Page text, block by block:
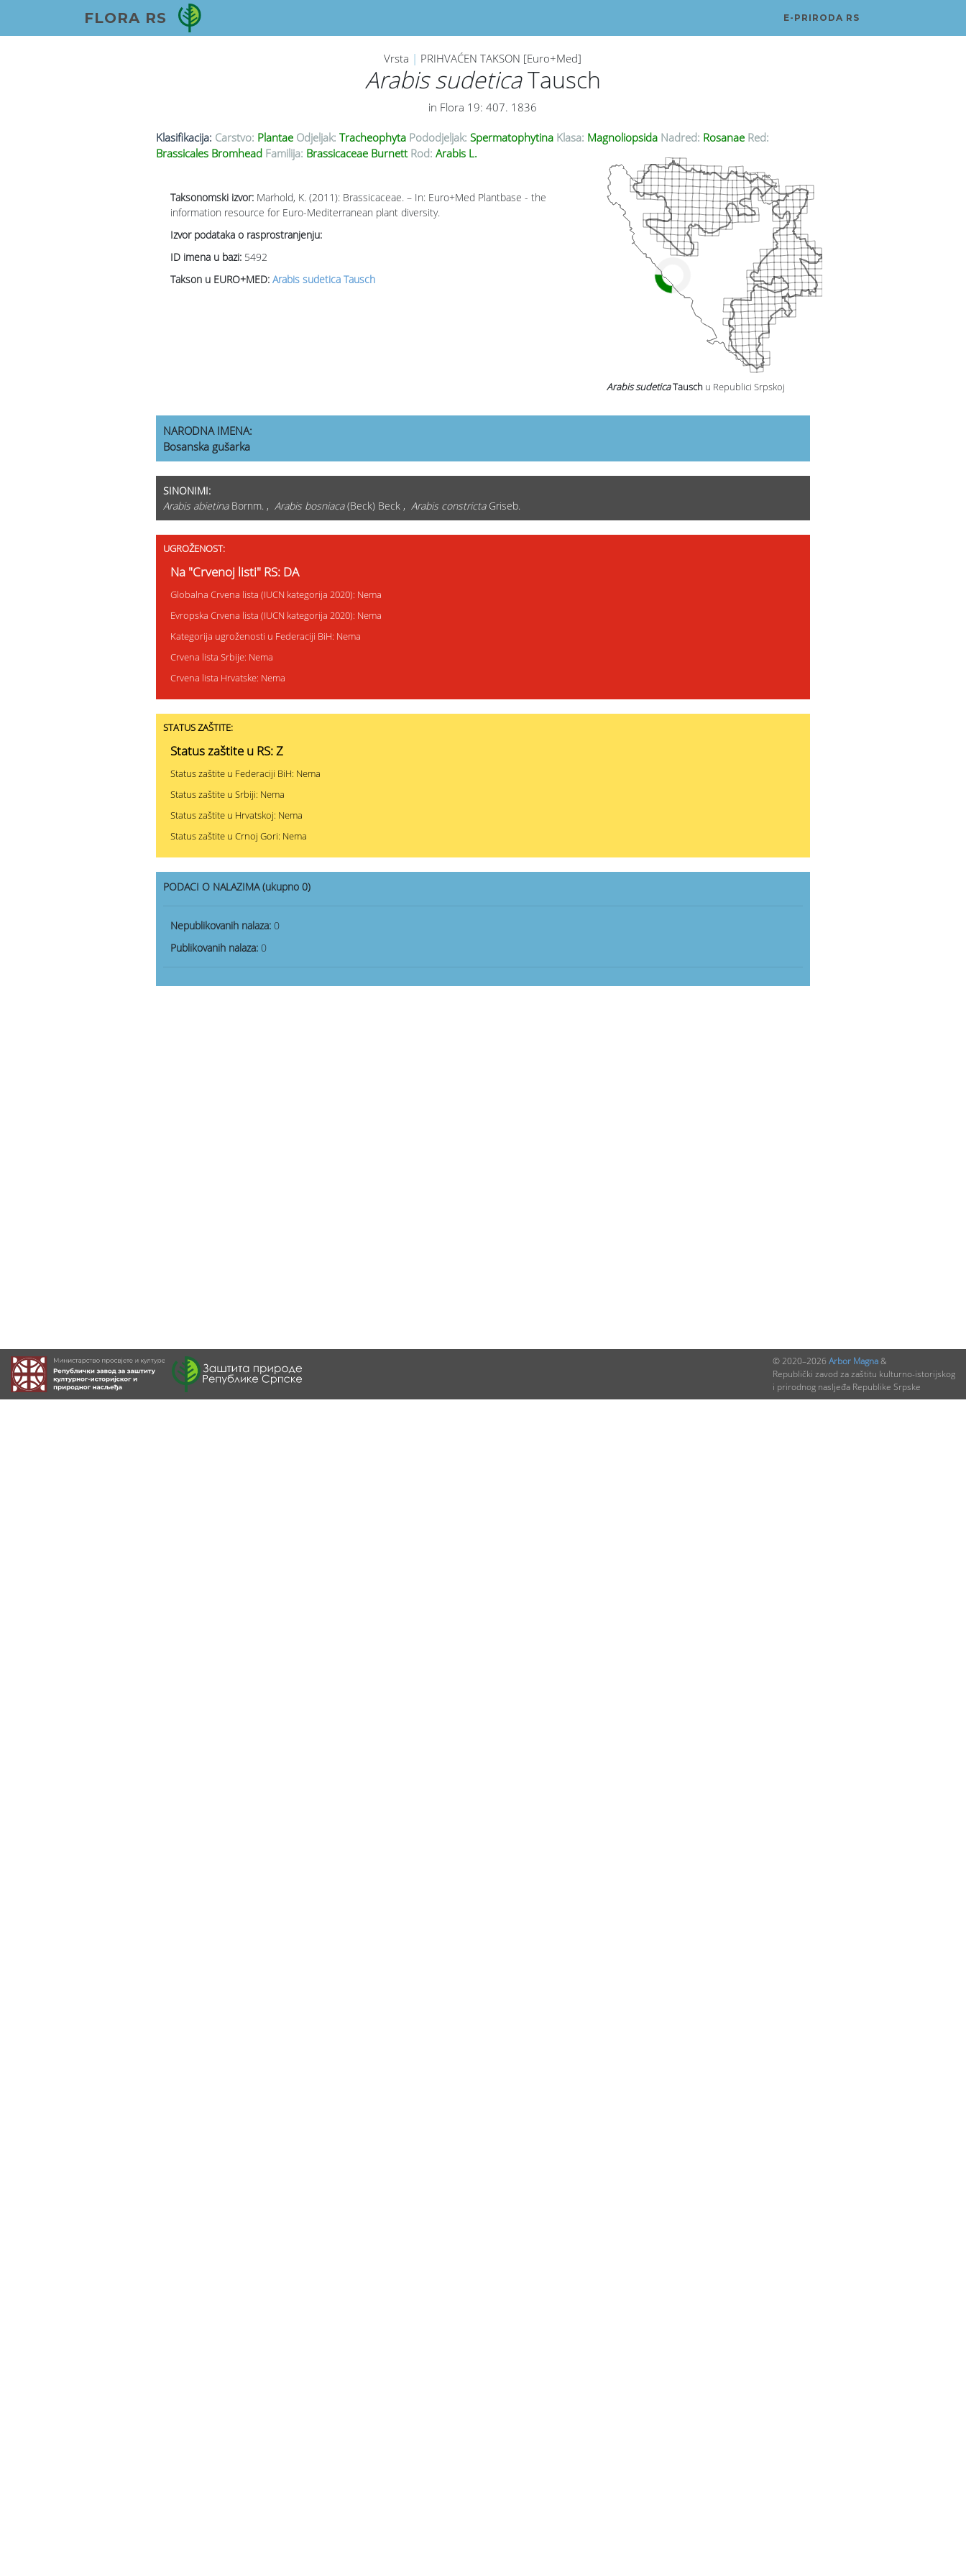
FLORA RS E-PRIRODA RS
Vrsta | PRIHVAĆEN TAKSON [Euro+Med]
Arabis sudeticaTausch
in Flora 19: 407. 1836
Klasifikacija: Carstvo: Plantae Odjeljak: Tracheophyta Pododjeljak: Spermatophytina Klasa: Magnoliopsida Nadred: Rosanae Red:
Brassicales Bromhead Familija: Brassicaceae Burnett Rod: Arabis L.
Taksonomski izvor: Marhold, K. (2011): Brassicaceae. – In: Euro+Med Plantbase - the
information resource for Euro-Mediterranean plant diversity.
Izvor podataka o rasprostranjenju:
ID imena u bazi: 5492
Takson u EURO+MED: Arabis sudetica Tausch
Arabis sudeticaTausch u Republici Srpskoj
NARODNA IMENA:
Bosanska gušarka
SINONIMI:
Arabis abietinaBornm. , Arabis bosniaca(Beck) Beck , Arabis constrictaGriseb.
UGROŽENOST:
Na "Crvenoj listi" RS: DA
Globalna Crvena lista (IUCN kategorija 2020): Nema
Evropska Crvena lista (IUCN kategorija 2020): Nema
Kategorija ugroženosti u Federaciji BiH: Nema
Crvena lista Srbije: Nema
Crvena lista Hrvatske: Nema
STATUS ZAŠTITE:
Status zaštite u RS: Z
Status zaštite u Federaciji BiH: Nema
Status zaštite u Srbiji: Nema
Status zaštite u Hrvatskoj: Nema
Status zaštite u Crnoj Gori: Nema
PODACI O NALAZIMA (ukupno 0)
Nepublikovanih nalaza: 0
Publikovanih nalaza: 0
© 2020–2026 Arbor Magna&
Republički zavod za zaštitu kulturno-istorijskog
i prirodnog nasljeđa Republike Srpske